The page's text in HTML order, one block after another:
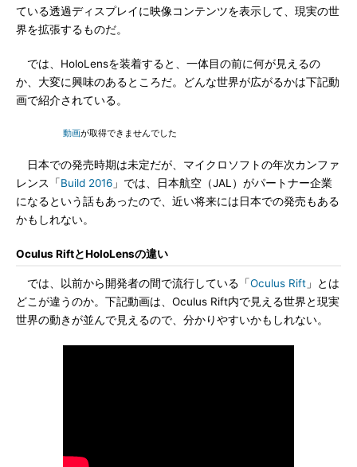
ている透過ディスプレイに映像コンテンツを表示して、現実の世
界を拡張するものだ。
では、HoloLensを装着すると、一体目の前に何が見えるの
か、大変に興味のあるところだ。どんな世界が広がるかは下記動
画で紹介されている。
動画が取得できませんでした
日本での発売時期は未定だが、マイクロソフトの年次カンファ
レンス「Build 2016 」では、日本航空（JAL）がパートナー企業
になるという話もあったので、近い将来には日本での発売もある
かもしれない。
Oculus RiftとHoloLensの違い
では、以前から開発者の間で流行している「Oculus Rift 」とは
どこが違うのか。下記動画は、Oculus Rift内で見える世界と現実
世界の動きが並んで見えるので、分かりやすいかもしれない。